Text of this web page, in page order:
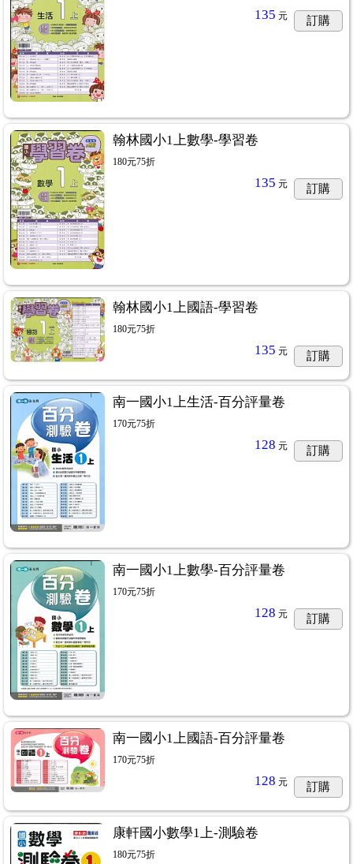
135 元 訂購
翰林國小1上數學-學習卷
180元75折
135 元 訂購
翰林國小1上國語-學習卷
180元75折
135 元 訂購
南一國小1上生活-百分評量卷
170元75折
128 元 訂購
南一國小1上數學-百分評量卷
170元75折
128 元 訂購
南一國小1上國語-百分評量卷
170元75折
128 元 訂購
康軒國小數學1上-測驗卷
180元75折